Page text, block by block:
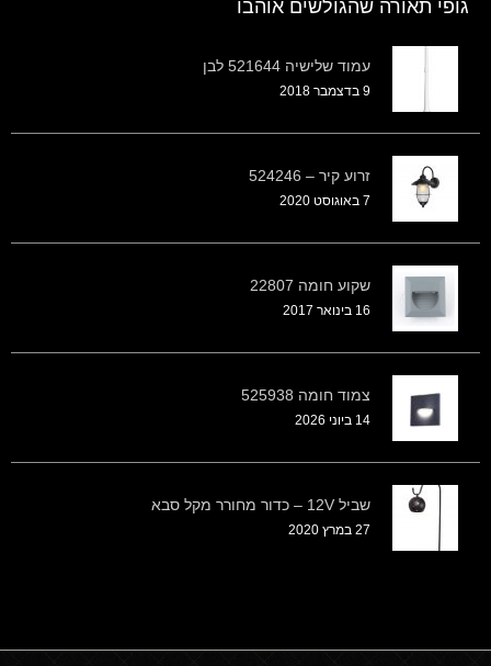
גופי תאורה שהגולשים אוהבו
עמוד שלישיה 521644 לבן
9 בדצמבר 2018
זרוע קיר – 524246
7 באוגוסט 2020
שקוע חומה 22807
16 בינואר 2017
צמוד חומה 525938
14 ביוני 2026
שביל 12V – כדור מחורר מקל סבא
27 במרץ 2020